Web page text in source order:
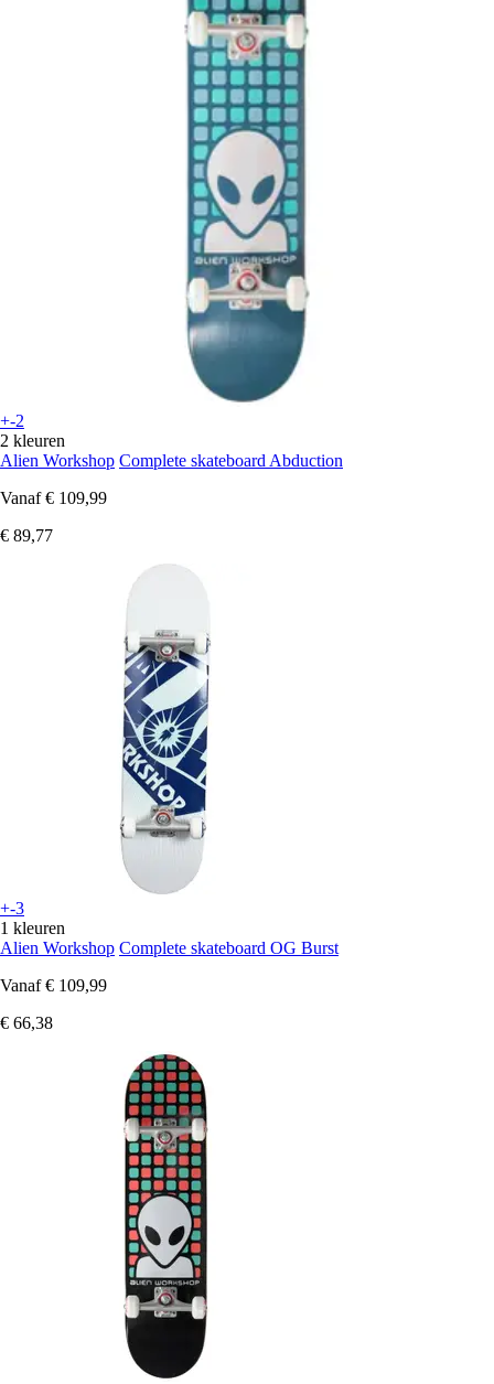
+-2
2 kleuren
Alien Workshop Complete skateboard Abduction
Vanaf € 109,99
€ 89,77
+-3
1 kleuren
Alien Workshop Complete skateboard OG Burst
Vanaf € 109,99
€ 66,38